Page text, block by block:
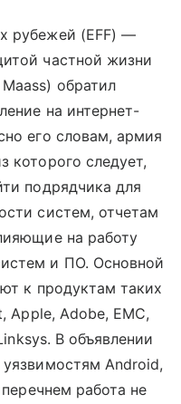
рубежей (EFF) —
частной жизни
обратил
на интернет-
его словам, армия
которого следует,
подрядчика для
систем, отчетам
на работу
и ПО. Основной
к продуктам таких
Apple, Adobe, EMC,
В объявлении
Android,
работа не